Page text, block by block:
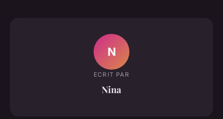
N
ECRIT PAR
Nina